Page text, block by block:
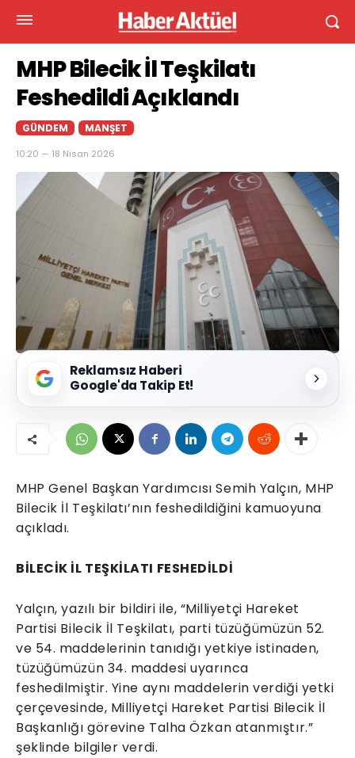
MHP Bilecik İl Teşkilatı
Feshedildi Açıklandı
GÜNDEM MANŞET
10:20 — 18 Nisan 2026
Reklamsız Haberi
Google'da Takip Et!
MHP Genel Başkan Yardımcısı Semih Yalçın, MHP
Bilecik İl Teşkilatı’nın feshedildiğini kamuoyuna
açıkladı.
BİLECİK İL TEŞKİLATI FESHEDİLDİ
Yalçın, yazılı bir bildiri ile, “Milliyetçi Hareket
Partisi Bilecik İl Teşkilatı, parti tüzüğümüzün 52.
ve 54. maddelerinin tanıdığı yetkiye istinaden,
tüzüğümüzün 34. maddesi uyarınca
feshedilmiştir. Yine aynı maddelerin verdiği yetki
çerçevesinde, Milliyetçi Hareket Partisi Bilecik İl
Başkanlığı görevine Talha Özkan atanmıştır.”
şeklinde bilgiler verdi.